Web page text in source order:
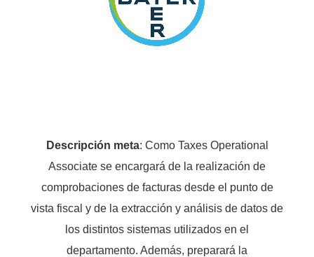
Descripción meta: Como Taxes Operational
Associate se encargará de la realización de
comprobaciones de facturas desde el punto de
vista fiscal y de la extracción y análisis de datos de
los distintos sistemas utilizados en el
departamento. Además, preparará la